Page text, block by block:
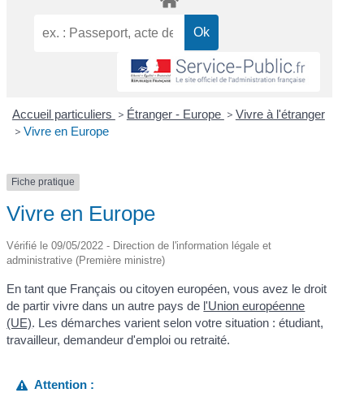
Accueil particuliers > Étranger - Europe > Vivre à l'étranger
> Vivre en Europe
Fiche pratique
Vivre en Europe
Vérifié le 09/05/2022 - Direction de l'information légale et
administrative (Première ministre)
En tant que Français ou citoyen européen, vous avez le droit
de partir vivre dans un autre pays de l'Union européenne
(UE). Les démarches varient selon votre situation : étudiant,
travailleur, demandeur d'emploi ou retraité.
Attention :